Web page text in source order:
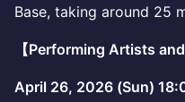
Base, taking around 25
【Performing Artists and
April 26, 2026 (Sun)